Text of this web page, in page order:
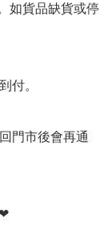
如貨品缺貨或停
付。
門市後會再通